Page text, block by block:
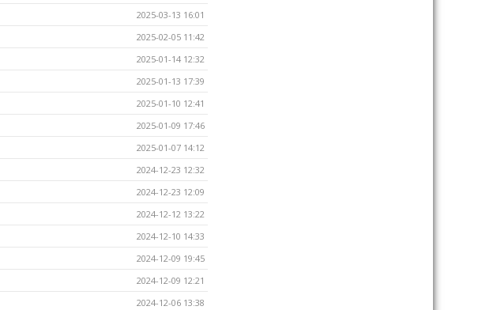
2025-03-13 16:01
2025-02-05 11:42
2025-01-14 12:32
2025-01-13 17:39
2025-01-10 12:41
2025-01-09 17:46
2025-01-07 14:12
2024-12-23 12:32
2024-12-23 12:09
2024-12-12 13:22
2024-12-10 14:33
2024-12-09 19:45
2024-12-09 12:21
2024-12-06 13:38